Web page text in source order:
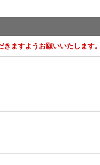
きますようお願いいたします